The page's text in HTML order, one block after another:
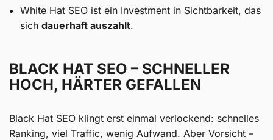
White Hat SEO ist ein Investment in Sichtbarkeit, das
sich dauerhaft auszahlt.
BLACK HAT SEO – SCHNELLER
HOCH, HÄRTER GEFALLEN
Black Hat SEO klingt erst einmal verlockend: schnelles
Ranking, viel Traffic, wenig Aufwand. Aber Vorsicht –